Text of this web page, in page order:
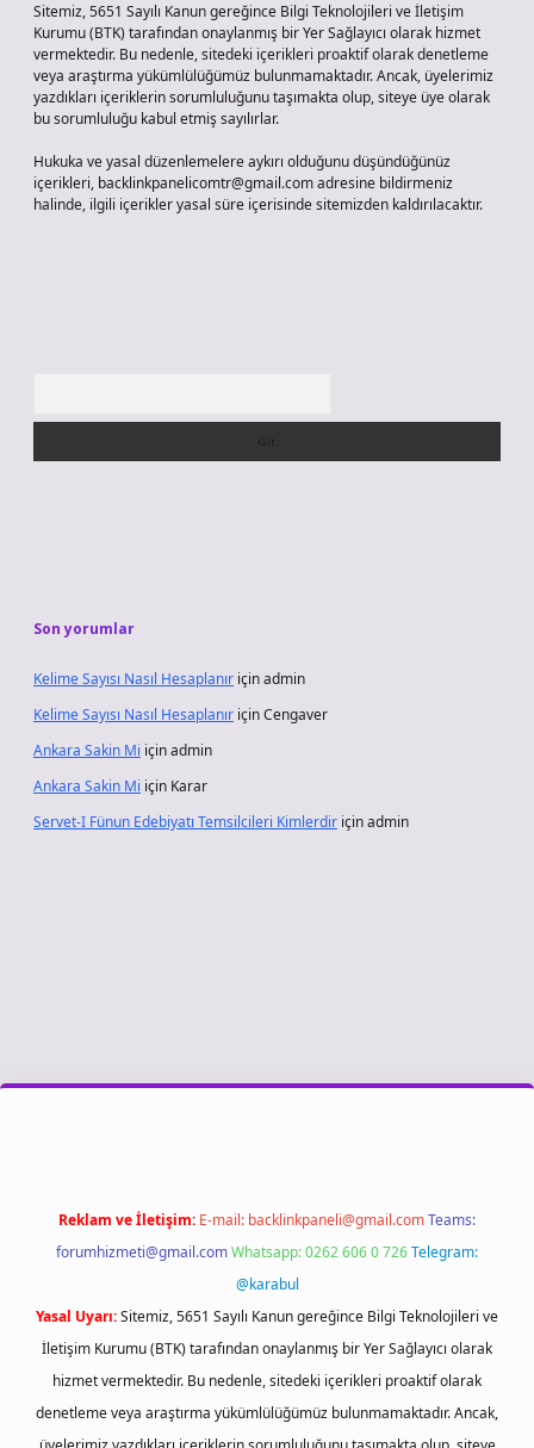
Sitemiz, 5651 Sayılı Kanun gereğince Bilgi Teknolojileri ve İletişim
Kurumu (BTK) tarafından onaylanmış bir Yer Sağlayıcı olarak hizmet
vermektedir. Bu nedenle, sitedeki içerikleri proaktif olarak denetleme
veya araştırma yükümlülüğümüz bulunmamaktadır. Ancak, üyelerimiz
yazdıkları içeriklerin sorumluluğunu taşımakta olup, siteye üye olarak
bu sorumluluğu kabul etmiş sayılırlar.
Hukuka ve yasal düzenlemelere aykırı olduğunu düşündüğünüz
içerikleri, backlinkpanelicomtr@gmail.comadresine bildirmeniz
halinde, ilgili içerikler yasal süre içerisinde sitemizden kaldırılacaktır.
Son yorumlar
Kelime Sayısı Nasıl Hesaplanır içinadmin
Kelime Sayısı Nasıl Hesaplanır içinCengaver
Ankara Sakin Mi içinadmin
Ankara Sakin Mi için Karar
Servet-I Fünun Edebiyatı Temsilcileri Kimlerdir içinadmin
Reklam ve İletişim: E-mail: backlinkpaneli@gmail.comTeams:
forumhizmeti@gmail.comWhatsapp: 0262 606 0 726Telegram:
@karabul
Yasal Uyarı:Sitemiz, 5651 Sayılı Kanun gereğince Bilgi Teknolojileri ve
İletişim Kurumu (BTK) tarafından onaylanmış bir Yer Sağlayıcı olarak
hizmet vermektedir. Bu nedenle, sitedeki içerikleri proaktif olarak
denetleme veya araştırma yükümlülüğümüz bulunmamaktadır. Ancak,